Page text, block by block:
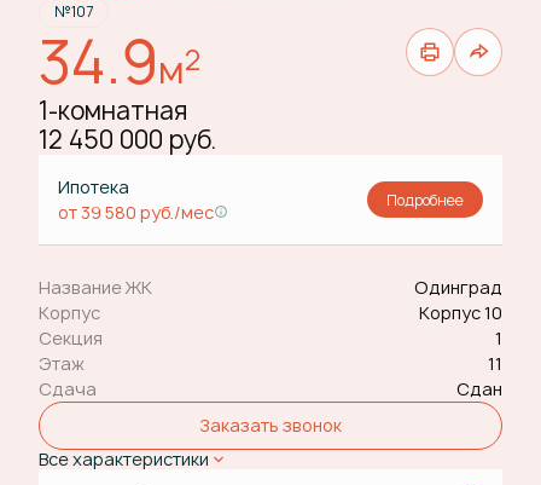
№107
34.9м2
1-комнатная
12 450 000 руб.
Ипотека
от 39 580 руб./мес
Подробнее
Название ЖК
Одинград
Корпус
Корпус 10
Секция
1
Этаж
11
Сдача
Сдан
Заказать звонок
Все характеристики